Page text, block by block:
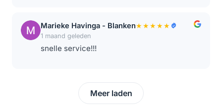
Marieke Havinga - Blanken★★★★★
1 maand geleden
snelle service!!!
Meer laden